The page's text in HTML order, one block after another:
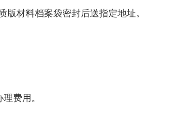
材料档案袋密封后送指定地址。
费用。